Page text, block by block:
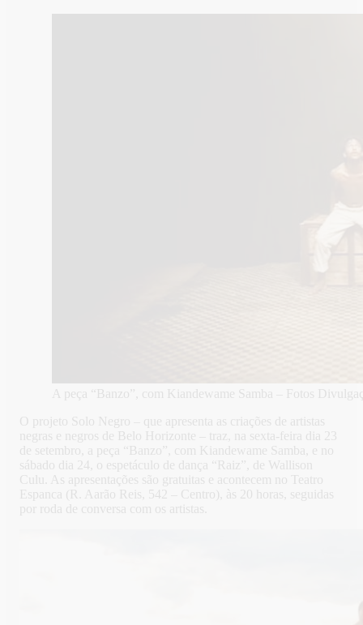
A peça “Banzo”, com Kiandewame Samba – Fotos
O projeto Solo Negro – que apresenta as criações de artistas
negras e negros de Belo Horizonte – traz, na sexta-feira dia 23
de setembro, a peça “Banzo”, com Kiandewame Samba, e no
sábado dia 24, o espetáculo de dança “Raiz”, de Wallison
Culu. As apresentações são gratuitas e acontecem no Teatro
Espanca (R. Aarão Reis, 542 – Centro), às 20 horas, seguidas
por roda de conversa com os artistas.